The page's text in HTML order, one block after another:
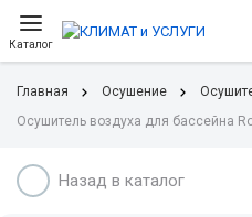
Каталог
Главная Осушение
Осушитель воздуха для бассейна
Назад в каталог